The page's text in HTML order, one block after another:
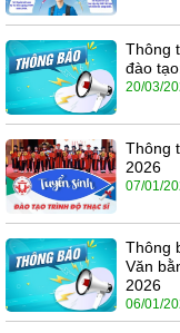
Thông
đào
20/03/
Thông
2026
07/01/
Thông
Văn
2026
06/01/